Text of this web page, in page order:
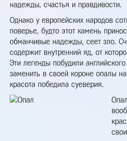
надежды, счастья и правдивости.
Однако у европейских народов
поверье, будто этот камень
обманчивые надежды, сеет зло.
содержит внутренний яд, от
Эти легенды побудили
заменить в своей короне опалы
красота победила суеверия.